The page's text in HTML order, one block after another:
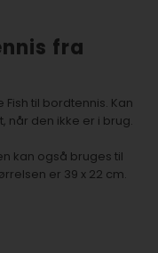
fra
til bordtennis. Kan
når den ikke er i brug.
kan også bruges til
er 39 x 22 cm.